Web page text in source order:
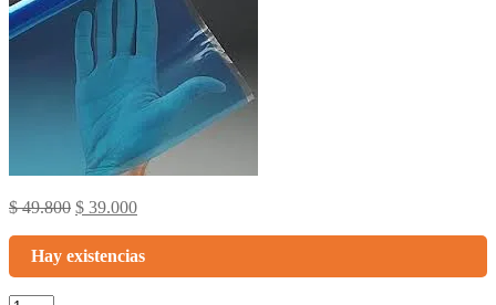
$49.800 Original
was:
$ 49.800.
$ 39.000Current
$ 39.000.
Hay existencias